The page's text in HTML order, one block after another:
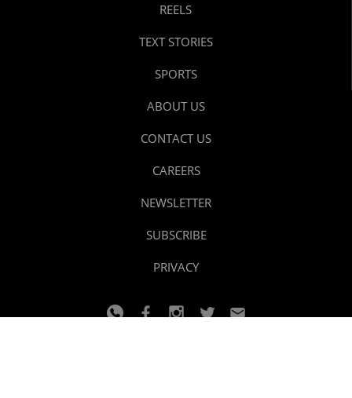
REELS
TEXT STORIES
SPORTS
ABOUT US
CONTACT US
CAREERS
NEWSLETTER
SUBSCRIBE
PRIVACY